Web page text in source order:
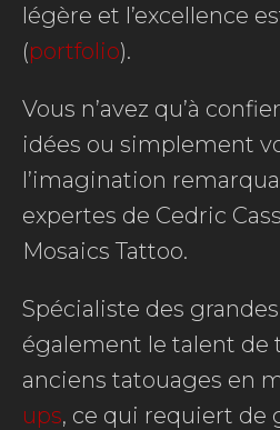
légère et l’excellence
(portfolio).
Vous n’avez qu’à
idées ou simplement
l’imagination
expertes de Cedric
Mosaics Tattoo.
Spécialiste des
également le talent de
anciens tatouages en
ups, ce qui requiert de